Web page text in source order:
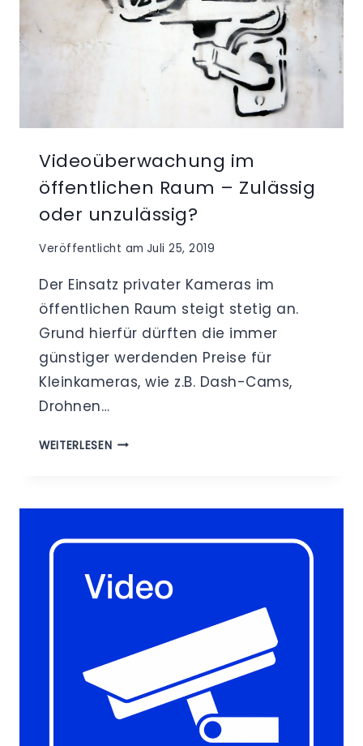
TEIL
Videoüberwachung im
öffentlichen Raum – Zulässig
oder unzulässig?
Veröffentlicht am Juli 25, 2019
Der Einsatz privater Kameras im
öffentlichen Raum steigt stetig an.
Grund hierfür dürften die immer
günstiger werdenden Preise für
Kleinkameras, wie z.B. Dash-Cams,
Drohnen…
WEITERLESENVIDEOÜBERWACHUNG
ZULÄSSIG
UNZULÄSSIG?